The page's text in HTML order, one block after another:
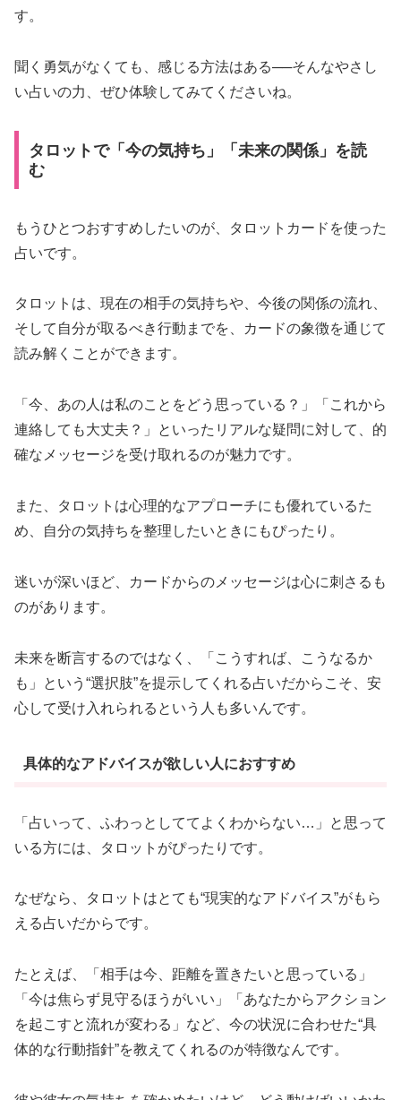
す。
聞く勇気がなくても、感じる方法はある──そんなやさし
い占いの力、ぜひ体験してみてくださいね。
タロットで「今の気持ち」「未来の関係」を読
む
もうひとつおすすめしたいのが、タロットカードを使った
占いです。
タロットは、現在の相手の気持ちや、今後の関係の流れ、
そして自分が取るべき行動までを、カードの象徴を通じて
読み解くことができます。
「今、あの人は私のことをどう思っている？」「これから
連絡しても大丈夫？」といったリアルな疑問に対して、的
確なメッセージを受け取れるのが魅力です。
また、タロットは心理的なアプローチにも優れているた
め、自分の気持ちを整理したいときにもぴったり。
迷いが深いほど、カードからのメッセージは心に刺さるも
のがあります。
未来を断言するのではなく、「こうすれば、こうなるか
も」という“選択肢”を提示してくれる占いだからこそ、安
心して受け入れられるという人も多いんです。
具体的なアドバイスが欲しい人におすすめ
「占いって、ふわっとしててよくわからない…」と思って
いる方には、タロットがぴったりです。
なぜなら、タロットはとても“現実的なアドバイス”がもら
える占いだからです。
たとえば、「相手は今、距離を置きたいと思っている」
「今は焦らず見守るほうがいい」「あなたからアクション
を起こすと流れが変わる」など、今の状況に合わせた“具
体的な行動指針”を教えてくれるのが特徴なんです。